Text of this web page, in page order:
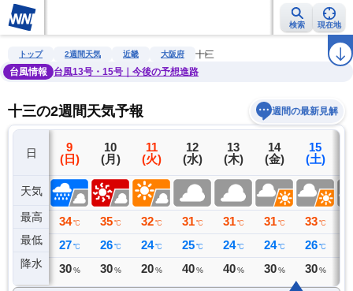
検索 現在地
雨雲レーダー 台風情報 地震情報 警報・注意報 ラ
トップ 2週間天気 近畿 大阪府
十三
台風情報
台風13号・15号｜今後の予想進路
十三の2週間天気予報 週間の最新見解
日
天気
最高
最低
降水
8
(土)
36 ℃
27 ℃
0 ミリ
9
(日)
34 ℃
27 ℃
30 %
10
(月)
35 ℃
26 ℃
30 %
11
(火)
32 ℃
24 ℃
20 %
12
(水)
31 ℃
25 ℃
40 %
13
(木)
31 ℃
24 ℃
40 %
14
(金)
31 ℃
24 ℃
30 %
15
(土)
33 ℃
26 ℃
30 %